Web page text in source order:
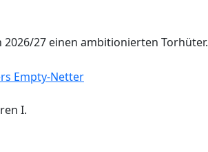
2026/27 einen ambitionierten Torhüter.
I.